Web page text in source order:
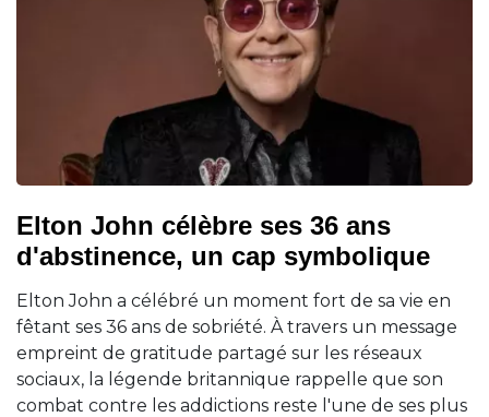
Elton John célèbre ses 36 ans
d'abstinence, un cap symbolique
Elton John a célébré un moment fort de sa vie en
fêtant ses 36 ans de sobriété. À travers un message
empreint de gratitude partagé sur les réseaux
sociaux, la légende britannique rappelle que son
combat contre les addictions reste l'une de ses plus